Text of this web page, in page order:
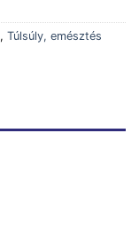
, Túlsúly, emésztés